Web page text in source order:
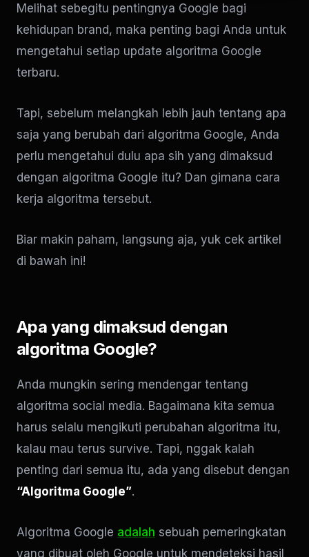
Melihat sebegitu pentingnya Google bagi
kehidupan brand, maka penting bagi Anda untuk
mengetahui setiap update algoritma Google
terbaru.
Tapi, sebelum melangkah lebih jauh tentang apa
saja yang berubah dari algoritma Google, Anda
perlu mengetahui dulu apa sih yang dimaksud
dengan algoritma Google itu? Dan gimana cara
kerja algoritma tersebut.
Biar makin paham, langsung aja, yuk cek artikel
di bawah ini!
Apa yang dimaksud dengan
algoritma Google?
Anda mungkin sering mendengar tentang
algoritma social media. Bagaimana kita semua
harus selalu mengikuti perubahan algoritma itu,
kalau mau terus survive. Tapi, nggak kalah
penting dari semua itu, ada yang disebut dengan
“Algoritma Google”.
Algoritma Google adalah sebuah pemeringkatan
yang dibuat oleh Google untuk mendeteksi hasil